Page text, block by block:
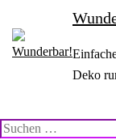
Deko
Suchen